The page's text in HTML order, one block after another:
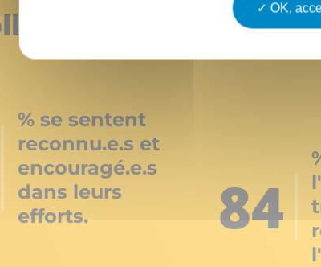
DBA :
% se sentent
reconnu.e.s et
encouragé.e.s
dans leurs
efforts.
84
OK,